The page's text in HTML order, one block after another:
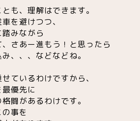
も、理解はできます。
を避けつつ、
みながら
さあー進もう！と思ったら
、、、などなどね。
ているわけですから、
優先に
闘があるわけです。
事を